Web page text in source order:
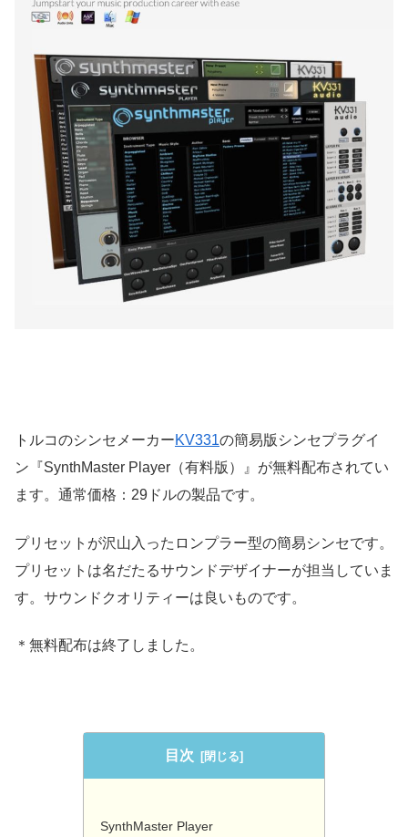
トルコのシンセメーカーKV331の簡易版シンセプラグイ
ン『SynthMaster Player（有料版）』が無料配布されてい
ます。通常価格：29ドルの製品です。
プリセットが沢山入ったロンプラー型の簡易シンセです。
プリセットは名だたるサウンドデザイナーが担当していま
す。サウンドクオリティーは良いものです。
＊無料配布は終了しました。
目次
SynthMaster Player